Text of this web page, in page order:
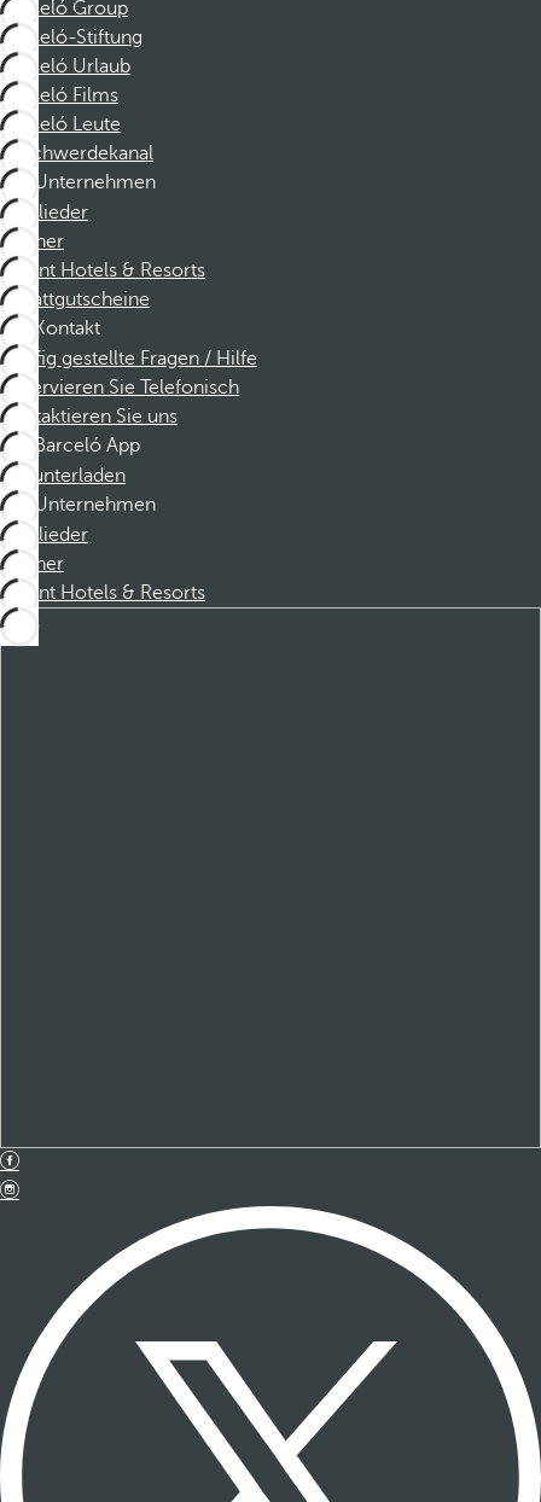
Barceló Group
Barceló-Stiftung
Barceló Urlaub
Barceló Films
Barceló Leute
Beschwerdekanal
Unternehmen
Mitglieder
Partner
Dorint Hotels & Resorts
Rabattgutscheine
Kontakt
Häufig gestellte Fragen / Hilfe
Reservieren Sie Telefonisch
Kontaktieren Sie uns
Barceló App
Herunterladen
Unternehmen
Mitglieder
Partner
Dorint Hotels & Resorts